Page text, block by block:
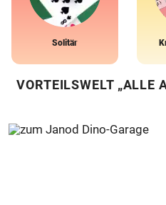
Solitär
VORTEILSWELT „ALLE